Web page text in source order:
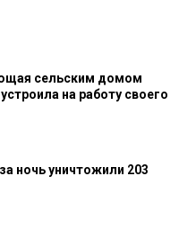
сельским домом
на работу своего
ночь уничтожили 203